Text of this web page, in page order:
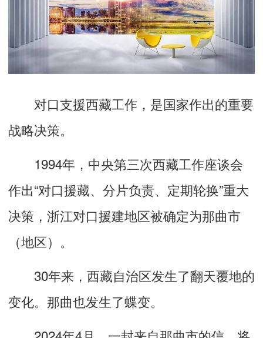
对口支援西藏工作，是国家作出的重要
战略决策。
1994年，中央第三次西藏工作座谈会
作出“对口援藏、分片负责、定期轮换”重大
决策，浙江对口援建地区被确定为那曲市
（地区）。
30年来，西藏自治区发生了翻天覆地的
变化。那曲也发生了蝶变。